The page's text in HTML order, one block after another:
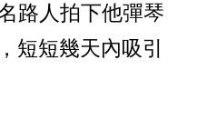
路人拍下他彈琴
短短幾天內吸引